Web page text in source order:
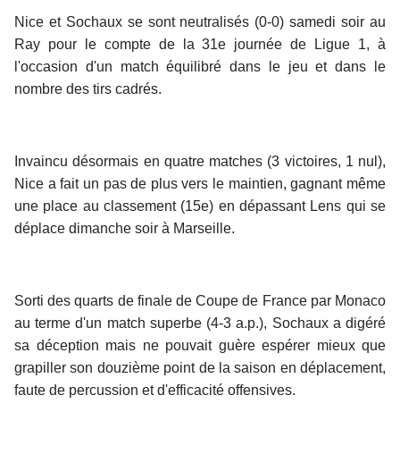
Nice et Sochaux se sont neutralisés (0-0) samedi soir au
Ray pour le compte de la 31e journée de Ligue 1, à
l'occasion d'un match équilibré dans le jeu et dans le
nombre des tirs cadrés.
Invaincu désormais en quatre matches (3 victoires, 1 nul),
Nice a fait un pas de plus vers le maintien, gagnant même
une place au classement (15e) en dépassant Lens qui se
déplace dimanche soir à Marseille.
Sorti des quarts de finale de Coupe de France par Monaco
au terme d'un match superbe (4-3 a.p.), Sochaux a digéré
sa déception mais ne pouvait guère espérer mieux que
grapiller son douzième point de la saison en déplacement,
faute de percussion et d'efficacité offensives.